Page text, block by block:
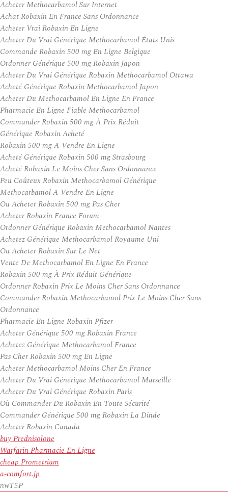
Acheter Methocarbamol Sur Internet
Achat Robaxin En France Sans Ordonnance
Acheter Vrai Robaxin En Ligne
Acheter Du Vrai Générique Methocarbamol États Unis
Commande Robaxin 500 mg En Ligne Belgique
Ordonner Générique 500 mg Robaxin Japon
Acheter Du Vrai Générique Robaxin Methocarbamol Ottawa
Acheté Générique Robaxin Methocarbamol Japon
Acheter Du Methocarbamol En Ligne En France
Pharmacie En Ligne Fiable Methocarbamol
Commander Robaxin 500 mg À Prix Réduit
Générique Robaxin Acheté
Robaxin 500 mg A Vendre En Ligne
Acheté Générique Robaxin 500 mg Strasbourg
Acheté Robaxin Le Moins Cher Sans Ordonnance
Peu Coûteux Robaxin Methocarbamol Générique
Methocarbamol A Vendre En Ligne
Ou Acheter Robaxin 500 mg Pas Cher
Acheter Robaxin France Forum
Ordonner Générique Robaxin Methocarbamol Nantes
Achetez Générique Methocarbamol Royaume Uni
Ou Acheter Robaxin Sur Le Net
Vente De Methocarbamol En Ligne En France
Robaxin 500 mg À Prix Réduit Générique
Ordonner Robaxin Prix Le Moins Cher Sans Ordonnance
Commander Robaxin Methocarbamol Prix Le Moins Cher Sans
Ordonnance
Pharmacie En Ligne Robaxin Pfizer
Acheter Générique 500 mg Robaxin France
Achetez Générique Methocarbamol France
Pas Cher Robaxin 500 mg En Ligne
Acheter Methocarbamol Moins Cher En France
Acheter Du Vrai Générique Methocarbamol Marseille
Acheter Du Vrai Générique Robaxin Paris
Où Commander Du Robaxin En Toute Sécurité
Commander Générique 500 mg Robaxin La Dinde
Acheter Robaxin Canada
buy Prednisolone
Warfarin Pharmacie En Ligne
cheap Prometrium
a-comfort.jp
nwT5P